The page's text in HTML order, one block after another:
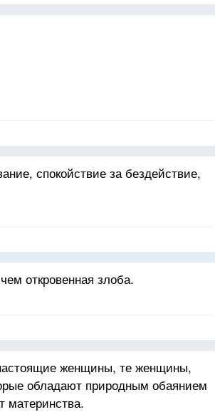
спокойствие за бездействие,
откровенная злоба.
женщины, те женщины,
обладают природным обаянием
материнства.